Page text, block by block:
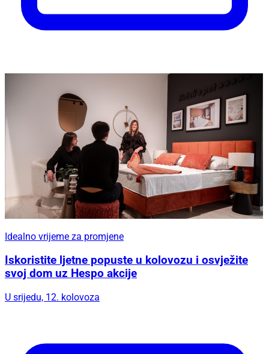
Idealno vrijeme za promjene
Iskoristite ljetne popuste u kolovozu i osvježite
svoj dom uz Hespo akcije
U srijedu, 12. kolovoza